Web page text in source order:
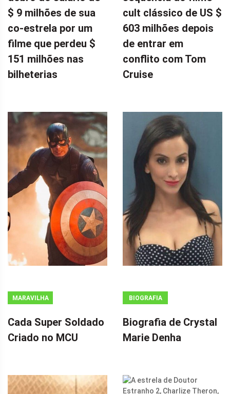
$ 9 milhões de sua
co-estrela por um
filme que perdeu $
151 milhões nas
bilheterias
cult clássico de US $
603 milhões depois
de entrar em
conflito com Tom
Cruise
MARAVILHA
Cada Super Soldado
Criado no MCU
BIOGRAFIA
Biografia de Crystal
Marie Denha